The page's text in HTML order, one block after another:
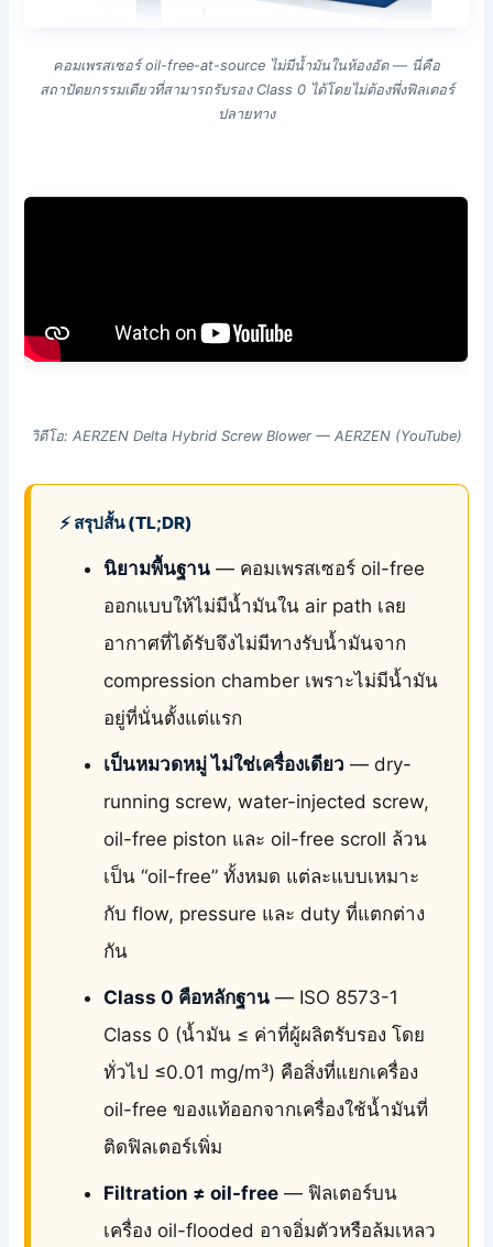
คอมเพรสเซอร์ oil-free-at-source ไม่มีน้ำมันในห้องอัด — นี่คือ
สถาปัตยกรรมเดียวที่สามารถรับรอง Class 0 ได้โดยไม่ต้องพึ่งฟิลเตอร์
ปลายทาง
วิดีโอ: AERZEN Delta Hybrid Screw Blower — AERZEN (YouTube)
⚡ สรุปสั้น (TL;DR)
นิยามพื้นฐาน— คอมเพรสเซอร์ oil-free
ออกแบบให้ไม่มีน้ำมันใน air path เลย
อากาศที่ได้รับจึงไม่มีทางรับน้ำมันจาก
compression chamber เพราะไม่มีน้ำมัน
อยู่ที่นั่นตั้งแต่แรก
เป็นหมวดหมู่ ไม่ใช่เครื่องเดียว — dry-
running screw, water-injected screw,
oil-free piston และ oil-free scroll ล้วน
เป็น “oil-free” ทั้งหมด แต่ละแบบเหมาะ
กับ flow, pressure และ duty ที่แตกต่าง
กัน
Class 0 คือหลักฐาน— ISO 8573-1
Class 0 (น้ำมัน ≤ ค่าที่ผู้ผลิตรับรอง โดย
ทั่วไป ≤0.01 mg/m³) คือสิ่งที่แยกเครื่อง
oil-free ของแท้ออกจากเครื่องใช้น้ำมันที่
ติดฟิลเตอร์เพิ่ม
Filtration ≠ oil-free— ฟิลเตอร์บน
เครื่อง oil-flooded อาจอิ่มตัวหรือล้มเหลว